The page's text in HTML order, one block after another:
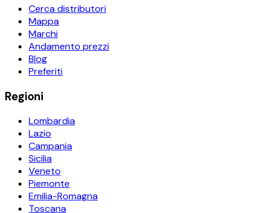
Cerca distributori
Mappa
Marchi
Andamento prezzi
Blog
Preferiti
Regioni
Lombardia
Lazio
Campania
Sicilia
Veneto
Piemonte
Emilia-Romagna
Toscana